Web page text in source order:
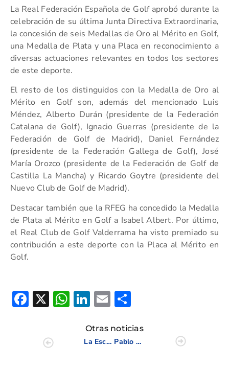
La Real Federación Española de Golf aprobó durante la
celebración de su última Junta Directiva Extraordinaria,
la concesión de seis Medallas de Oro al Mérito en Golf,
una Medalla de Plata y una Placa en reconocimiento a
diversas actuaciones relevantes en todos los sectores
de este deporte.
El resto de los distinguidos con la Medalla de Oro al
Mérito en Golf son, además del mencionado Luis
Méndez, Alberto Durán (presidente de la Federación
Catalana de Golf), Ignacio Guerras (presidente de la
Federación de Golf de Madrid), Daniel Fernández
(presidente de la Federación Gallega de Golf), José
María Orozco (presidente de la Federación de Golf de
Castilla La Mancha) y Ricardo Goytre (presidente del
Nuevo Club de Golf de Madrid).
Destacar también que la RFEG ha concedido la Medalla
de Plata al Mérito en Golf a Isabel Albert. Por último,
el Real Club de Golf Valderrama ha visto premiado su
contribución a este deporte con la Placa al Mérito en
Golf.
Facebook
X WhatsApp
LinkedIn
Email
Otras noticias
La Escuela de Golf Elche estrena página web
Pablo Tejada y Bárbara Cañizares toman la delantera en el Cto. Absoluto de Pitch & Putt de la CV REALE